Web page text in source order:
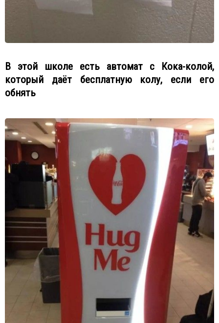
В этой школе есть автомат с Кока-колой,
который даёт бесплатную колу, если его
обнять